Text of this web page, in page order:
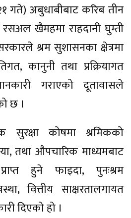
गते) अबुधाबीबाट करिब तीन
खैमहमा राहदानी घुम्ती
श्रम सुशासनका क्षेत्रमा
कानुनी तथा प्रक्रियागत
गराएको दूतावासले
छ ।
सुरक्षा कोषमा श्रमिकको
तथा औपचारिक माध्यमबाट
हुने फाइदा, पुनःश्रम
वित्तीय साक्षरतालगायत
दिएको हो ।